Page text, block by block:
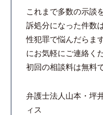
衛生対策の強化
コロナと労働問題
資料ダウンロード
お問い合わせフォーム
これまで多数の示談
訴処分になった件数
性犯罪で悩んだらま
にお気軽にご連絡く
初回の相談料は無料
弁護士法人山本・坪
ィス